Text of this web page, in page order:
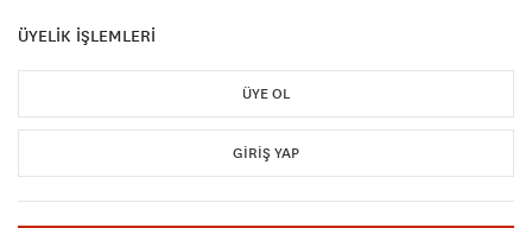
ÜYELİK İŞLEMLERİ
ÜYE OL
GIRIŞ YAP